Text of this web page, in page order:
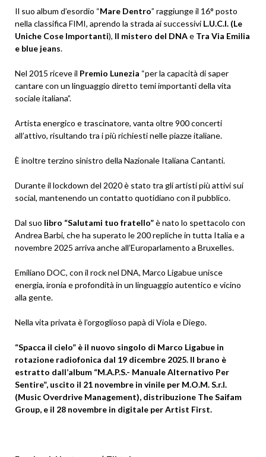
Il suo album d’esordio “Mare Dentro” raggiunge il 16° posto
nella classifica FIMI, aprendo la strada ai successivi L.U.C.I. (Le
Uniche Cose Importanti), Il mistero del DNAe Tra Via Emilia
e blue jeans.
Nel 2015 riceve il Premio Lunezia “per la capacità di saper
cantare con un linguaggio diretto temi importanti della vita
sociale italiana”.
Artista energico e trascinatore, vanta oltre 900 concerti
all’attivo, risultando tra i più richiesti nelle piazze italiane.
È inoltre terzino sinistro della Nazionale Italiana Cantanti.
Durante il lockdown del 2020 è stato tra gli artisti più attivi sui
social, mantenendo un contatto quotidiano con il pubblico.
Dal suo libro “Salutami tuo fratello”è nato lo spettacolo con
Andrea Barbi, che ha superato le 200 repliche in tutta Italia e a
novembre 2025 arriva anche all’Europarlamento a Bruxelles.
Emiliano DOC, con il rock nel DNA, Marco Ligabue unisce
energia, ironia e profondità in un linguaggio autentico e vicino
alla gente.
Nella vita privata è l’orgoglioso papà di Viola e Diego.
“Spacca il cielo” è il nuovo singolo di Marco Ligabue in
rotazione radiofonica dal 19 dicembre 2025. Il brano è
estratto dall’album “M.A.P.S.- Manuale Alternativo Per
Sentire”, uscito il 21 novembre in vinile per M.O.M. S.r.l.
(Music Overdrive Management), distribuzione The Saifam
Group, e il 28 novembre in digitale per Artist First.